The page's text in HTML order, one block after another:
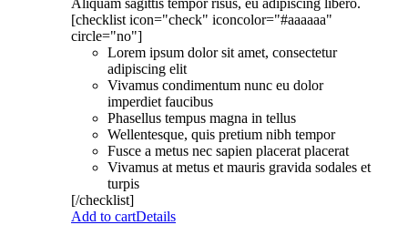
[checklist icon="check" iconcolor="#aaaaaa"
circle="no"]
Lorem ipsum dolor sit amet, consectetur
adipiscing elit
Vivamus condimentum nunc eu dolor
imperdiet faucibus
Phasellus tempus magna in tellus
Wellentesque, quis pretium nibh tempor
Fusce a metus nec sapien placerat placerat
Vivamus at metus et mauris gravida sodales et
turpis
[/checklist]
Add to cartDetails